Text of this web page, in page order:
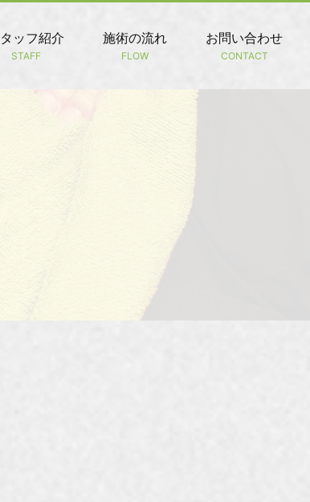
ッフ紹介
STAFF
施術の流れ
FLOW
お問い合わせ
CONTACT